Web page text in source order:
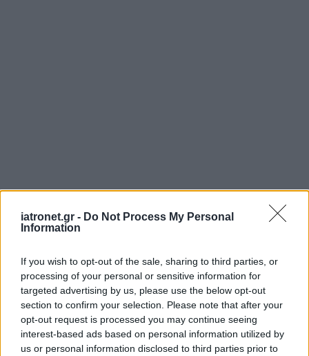
iatronet.gr - Do Not Process My Personal
Information
If you wish to opt-out of the sale, sharing to third parties, or
processing of your personal or sensitive information for
targeted advertising by us, please use the below opt-out
section to confirm your selection. Please note that after your
opt-out request is processed you may continue seeing
interest-based ads based on personal information utilized by
us or personal information disclosed to third parties prior to